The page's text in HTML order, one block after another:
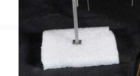
AÑADIR AL CARRITO